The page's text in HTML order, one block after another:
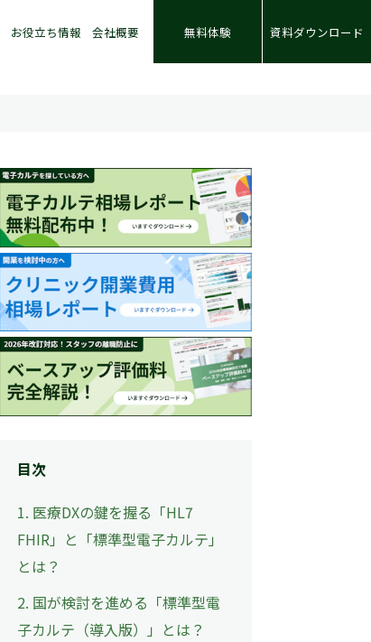
お役立ち情報 会社概要 無料体験 資料ダウンロード
目次
1. 医療DXの鍵を握る「HL7
FHIR」と「標準型電子カルテ」
とは？
2. 国が検討を進める「標準型電
子カルテ（導入版）」とは？